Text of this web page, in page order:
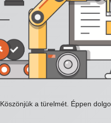
Köszönjük a türelmét. Éppen